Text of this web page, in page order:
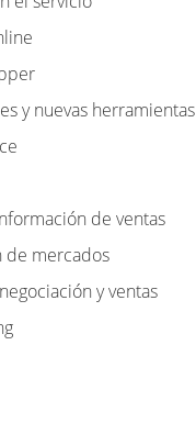
y nuevas herramientas
de ventas
de mercados
y ventas